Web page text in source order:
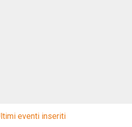
eventi inseriti